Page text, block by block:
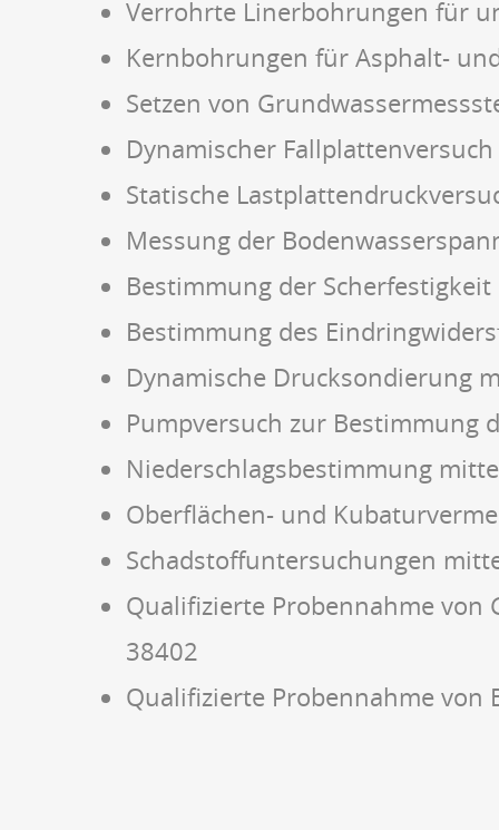
Verrohrte Linerbohrungen für
Kernbohrungen für Asphalt-
Setzen von
Dynamischer Fallplattenversuch
Statische
Messung der
Bestimmung der
Bestimmung des
Dynamische Drucksondierung
Pumpversuch zur Bestimmung
Niederschlagsbestimmung
Oberflächen- und
Schadstoffuntersuchungen
Qualifizierte Probennahme von
38402
Qualifizierte Probennahme von